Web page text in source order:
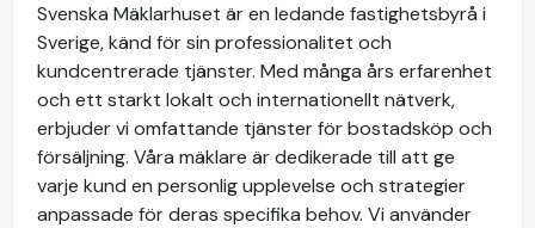
Svenska Mäklarhuset är en ledande fastighetsbyrå i
Sverige, känd för sin professionalitet och
kundcentrerade tjänster. Med många års erfarenhet
och ett starkt lokalt och internationellt nätverk,
erbjuder vi omfattande tjänster för bostadsköp och
försäljning. Våra mäklare är dedikerade till att ge
varje kund en personlig upplevelse och strategier
anpassade för deras specifika behov. Vi använder